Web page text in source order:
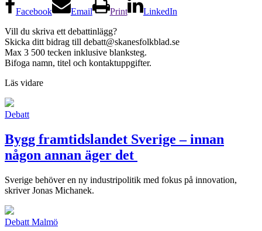
Facebook Email Print
LinkedIn
Vill du skriva ett debattinlägg?
Skicka ditt bidrag till debatt@skanesfolkblad.se
Max 3 500 tecken inklusive blanksteg.
Bifoga namn, titel och kontaktuppgifter.
Läs vidare
Debatt
Bygg framtidslandet Sverige – innan
någon annan äger det
Sverige behöver en ny industripolitik med fokus på innovation,
skriver Jonas Michanek.
Debatt Malmö